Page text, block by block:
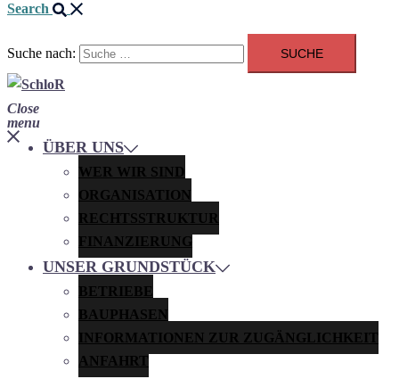
Search
Suche nach:
Close
menu
ÜBER UNS
WER WIR SIND
ORGANISATION
RECHTSSTRUKTUR
FINANZIERUNG
UNSER GRUNDSTÜCK
BETRIEBE
BAUPHASEN
INFORMATIONEN ZUR ZUGÄNGLICHKEIT
ANFAHRT